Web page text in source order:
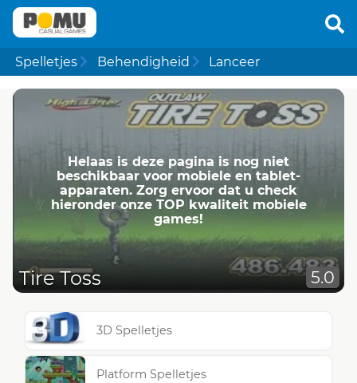
Spelletjes Behendigheid Lanceer
Helaas is deze pagina is nog niet
beschikbaar voor mobiele en tablet-
apparaten. Zorg ervoor dat u check
hieronder onze TOP kwaliteit mobiele
games!
Tire Toss 5.0
3D Spelletjes
Platform Spelletjes